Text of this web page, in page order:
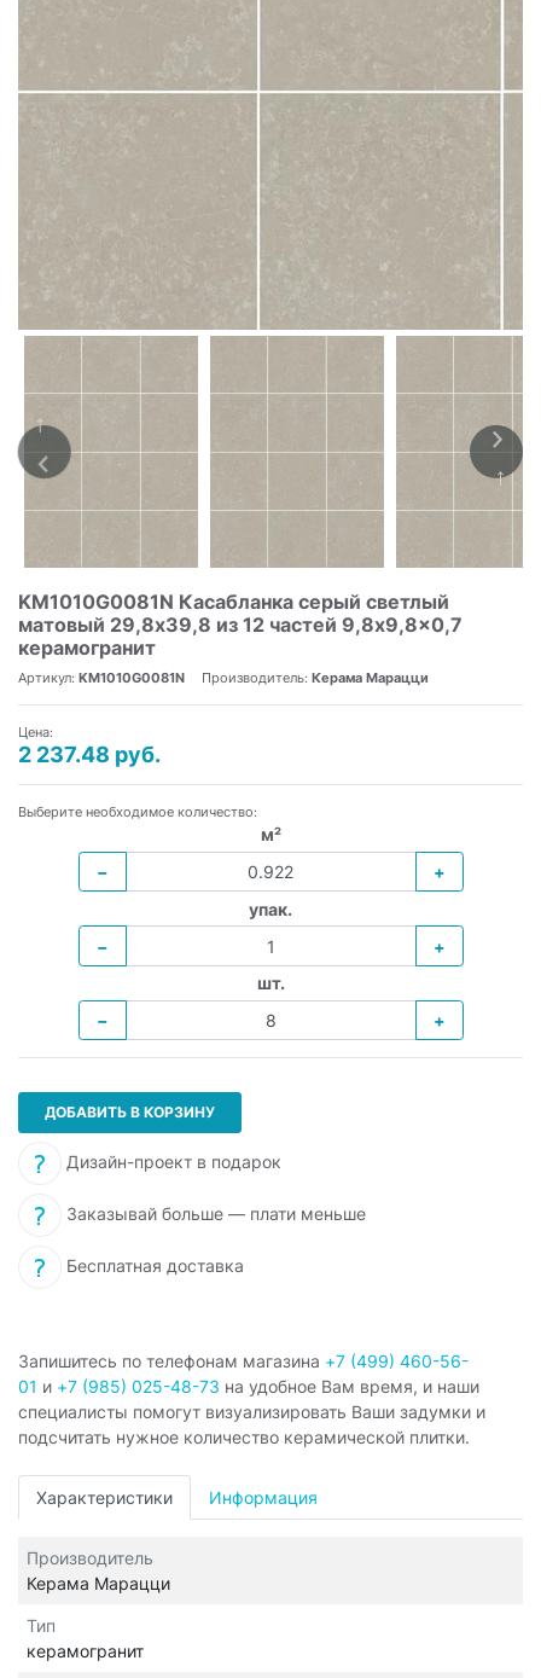
KM1010G0081N Касабланка серый светлый
матовый 29,8х39,8 из 12 частей 9,8x9,8x0,7
керамогранит
Артикул: KM1010G0081N Производитель: Керама Марацци
Цена:
2 237.48 руб.
Выберите необходимое количество:
м²
−
+
упак.
−
+
шт.
−
+
ДОБАВИТЬ В КОРЗИНУ
Дизайн-проект в подарок
Заказывай больше — плати меньше
Бесплатная доставка
Запишитесь по телефонам магазина +7 (499) 460-56-
01 и +7 (985) 025-48-73 на удобное Вам время, и наши
специалисты помогут визуализировать Ваши задумки и
подсчитать нужное количество керамической плитки.
Характеристики Информация
Производитель
Керама Марацци
Тип
керамогранит